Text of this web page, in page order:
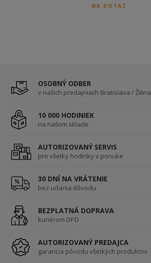
NA DOTAZ
OSOBNÝ ODBER
v našich predajniach Bratislava / Žilina
10 000 HODINIEK
na našom sklade
AUTORIZOVANÝ SERVIS
pre všetky hodinky v ponuke
30 DNÍ NA VRÁTENIE
bez udania dôvodu
BEZPLATNÁ DOPRAVA
kuriérom DPD
AUTORIZOVANÝ PREDAJCA
garancia pôvodu všetkých produktov